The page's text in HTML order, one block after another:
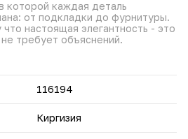
которой каждая деталь
от подкладки до фурнитуры.
что настоящая элегантность - это
требует объяснений.
116194
Киргизия